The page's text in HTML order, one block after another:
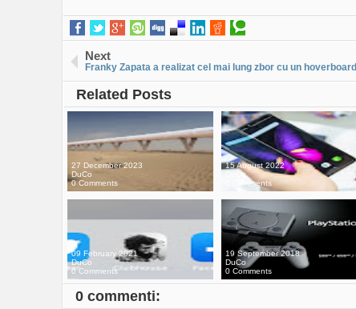
Next
Franky Zapata a realizat cel mai lung zbor cu un hoverboard
Related Posts
27 December 2023
DuCo
0 Comments
15 August 2022
DuCo
0 Comments
09 February 2021
DuCo
0 Comments
19 September 2018
DuCo
0 Comments
0 commenti: